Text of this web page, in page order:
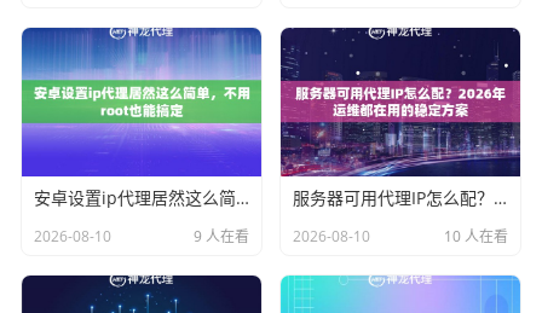
安卓设置ip代理居然这么简单，不用root也能搞定
2026-08-10 9 人在看
服务器可用代理IP怎么配？2026年运维都在用的稳定方案
2026-08-10 10 人在看